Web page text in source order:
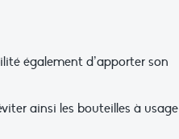
également d’apporter son
ainsi les bouteilles à usage